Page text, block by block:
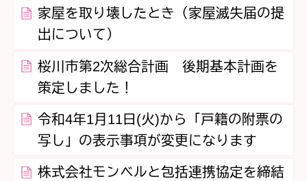
家屋を取り壊したとき（家屋滅失届の提
出について）
桜川市第2次総合計画 後期基本計画を
策定しました！
令和4年1月11日(火)から「戸籍の附票の
写し」の表示事項が変更になります
株式会社モンベルと包括連携協定を締結